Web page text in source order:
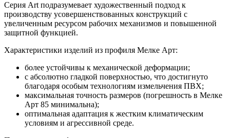
Серия Art подразумевает художественный подход к
производству усовершенствованных конструкций с
увеличенным ресурсом рабочих механизмов и повышенной
защитной функцией.
Характеристики изделий из профиля Мелке Арт:
более устойчивы к механической деформации;
с абсолютно гладкой поверхностью, что достигнуто
благодаря особым технологиям измельчения ПВХ;
максимальная точность размеров (погрешность в Мелке
Арт 85 минимальна);
оптимальная адаптация к жестким климатическим
условиям и агрессивной среде.